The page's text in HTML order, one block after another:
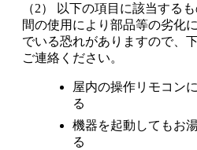
（2） 以下の項目に該当する
間の使用により部品等の劣化
でいる恐れがありますので、
ご連絡ください。
屋内の操作リモコン
る
機器を起動してもお
る